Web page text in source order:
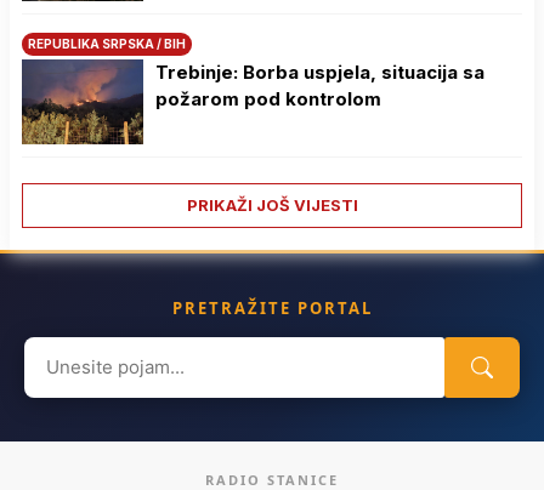
REPUBLIKA SRPSKA / BIH
Trebinje: Borba uspjela, situacija sa
požarom pod kontrolom
PRIKAŽI JOŠ VIJESTI
PRETRAŽITE PORTAL
Search
for:
RADIO STANICE